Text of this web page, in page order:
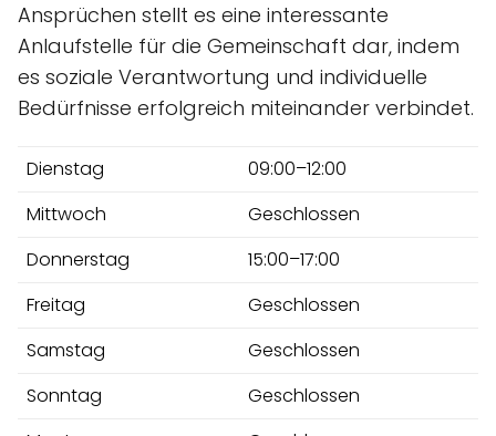
Ansprüchen stellt es eine interessante
Anlaufstelle für die Gemeinschaft dar, indem
es soziale Verantwortung und individuelle
Bedürfnisse erfolgreich miteinander verbindet.
Dienstag
09:00–12:00
Mittwoch
Geschlossen
Donnerstag
15:00–17:00
Freitag
Geschlossen
Samstag
Geschlossen
Sonntag
Geschlossen